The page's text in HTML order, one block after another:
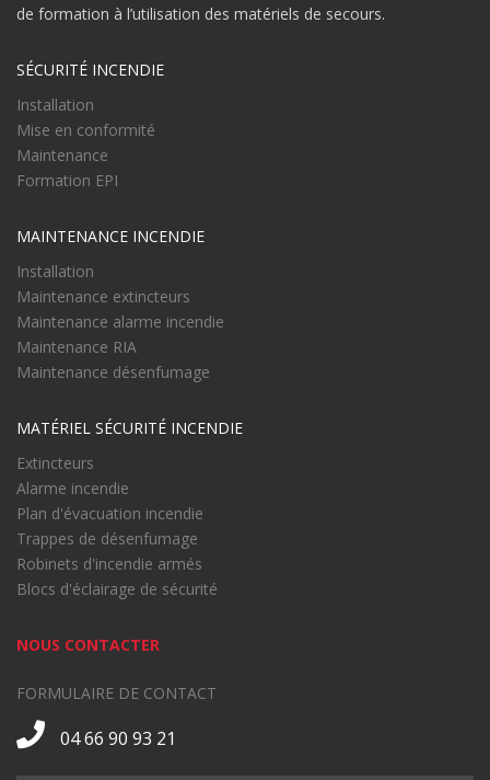
de formation à l’utilisation des matériels de secours.
SÉCURITÉ INCENDIE
Installation
Mise en conformité
Maintenance
Formation EPI
MAINTENANCE INCENDIE
Installation
Maintenance extincteurs
Maintenance alarme incendie
Maintenance RIA
Maintenance désenfumage
MATÉRIEL SÉCURITÉ INCENDIE
Extincteurs
Alarme incendie
Plan d'évacuation incendie
Trappes de désenfumage
Robinets d'incendie armés
Blocs d'éclairage de sécurité
NOUS CONTACTER
FORMULAIRE DE CONTACT
04 66 90 93 21